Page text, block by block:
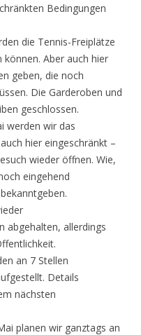
Bedingungen
die Tennis-Freiplätze
Aber auch hier
geben, die noch
Die Garderoben und
geschlossen.
werden wir das
hier eingeschränkt –
wieder öffnen. Wie,
eingehend
abgehalten, allerdings
an 7 Stellen
Details
nächsten
planen wir ganztags an